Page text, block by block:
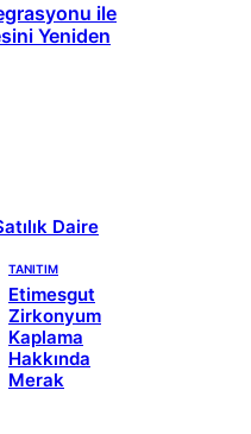
ile
Yeniden
Daire
TANITIM
Etimesgut
Zirkonyum
Kaplama
Hakkında
Merak